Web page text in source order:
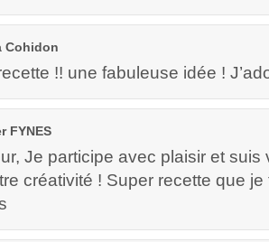
Cohidon
!! une fabuleuse idée !
FYNES
Je participe avec plaisir et suis
créativité ! Super recette que